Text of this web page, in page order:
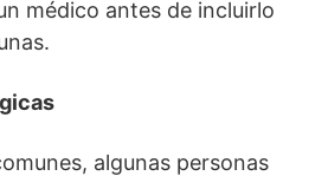
médico antes de incluirlo
algunas personas